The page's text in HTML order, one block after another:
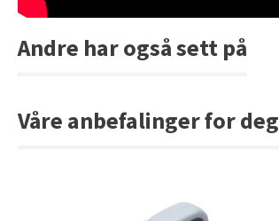
Andre har også sett på
Våre anbefalinger for deg